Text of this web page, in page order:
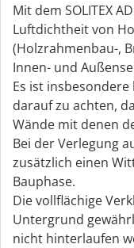
Mit dem SOLITEX
Luftdichtheit von
(Holzrahmenbau-,
Innen- und
Es ist
darauf zu achten,
Wände mit denen
Bei der Verlegung
zusätzlich einen
Bauphase.
Die vollflächige
Untergrund
nicht hinterlaufen